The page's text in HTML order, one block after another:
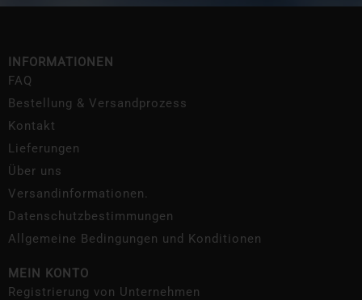
INFORMATIONEN
FAQ
Bestellung & Versandprozess
Kontakt
Lieferungen
Über uns
Versandinformationen.
Datenschutzbestimmungen
Allgemeine Bedingungen und Konditionen
MEIN KONTO
Registrierung von Unternehmen